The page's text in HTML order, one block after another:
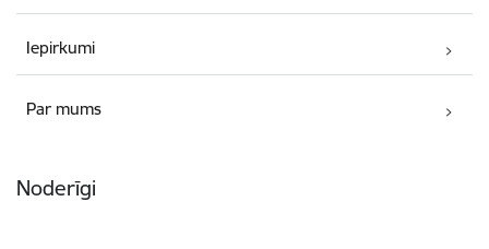
Iepirkumi
Par mums
Noderīgi